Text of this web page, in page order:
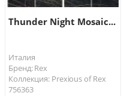
Thunder Night Mosaic...
Италия
Бренд: Rex
Коллекция: Prexious of Rex
756363